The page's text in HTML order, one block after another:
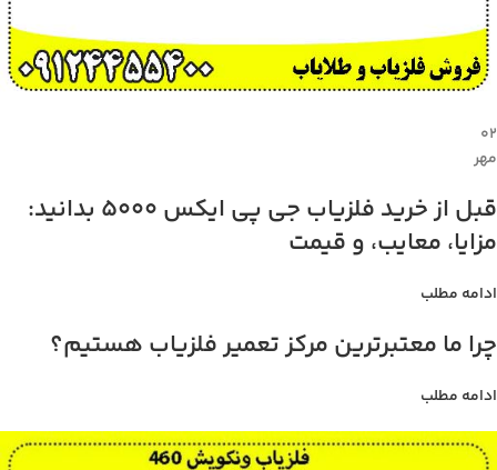
۰۲
مهر
قبل از خرید فلزیاب جی پی ایکس 5000 بدانید:
مزایا، معایب، و قیمت
ادامه مطلب
چرا ما معتبرترین مرکز تعمیر فلزیاب هستیم؟
ادامه مطلب